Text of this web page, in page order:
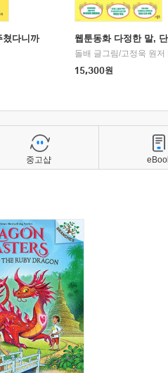
쳤다니까
웹툰동화 다정한 말,
돌배 글그림/고정욱 원저
15,300원
중고샵